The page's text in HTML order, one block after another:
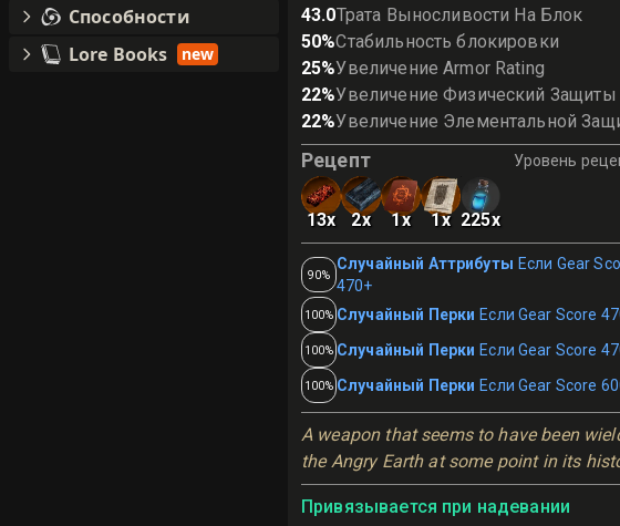
43.0Трата Выносливости На Блок
50%Стабильность блокировки
25%Увеличение Armor Rating
22%Увеличение Физический Защиты
22%Увеличение Элементальной
Рецепт Уровень
13x 2x 1x 1x 225x
90%
Случайный Аттрибуты Если Gear
470+
100% Случайный Перки Если Gear Score
100% Случайный Перки Если Gear Score
100% Случайный Перки Если Gear Score
A weapon that seems to have been
the Angry Earth at some point in its
Привязывается при надевании
Способности
Lore Books
new